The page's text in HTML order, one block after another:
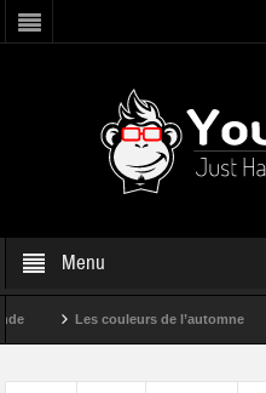
Menu
Les couleurs de l’automne